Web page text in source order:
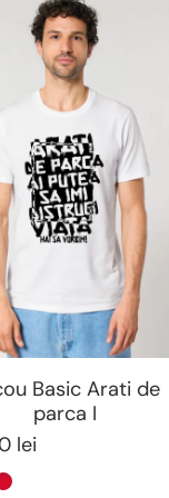
Basic Arati de
parca I
lei
Rosu